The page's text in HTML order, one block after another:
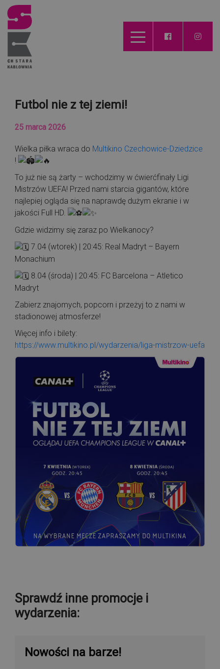
Futbol nie z tej ziemi!
25 marca 2026
Wielka piłka wraca do Multikino Czechowice-Dziedzice
!
To już nie są żarty – wchodzimy w ćwierćfinały Ligi
Mistrzów UEFA! Przed nami starcia gigantów, które
najlepiej ogląda się na naprawdę dużym ekranie i w
jakości Full HD.
Gdzie widzimy się zaraz po Wielkanocy?
7.04 (wtorek) | 20:45: Real Madryt – Bayern
Monachium
8.04 (środa) | 20:45: FC Barcelona – Atletico
Madryt
Zabierz znajomych, popcorn i przeżyj to z nami w
stadionowej atmosferze!
Więcej info i bilety:
https://www.multikino.pl/wydarzenia/liga-mistrzow-uefa
Sprawdź inne promocje i
wydarzenia:
Nowości na barze!